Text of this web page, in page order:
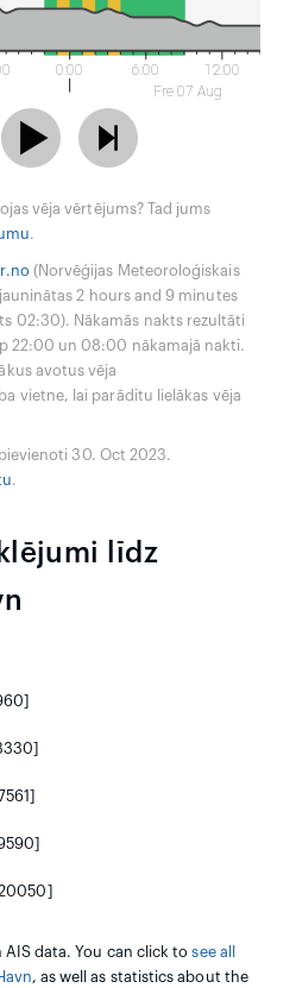
0:00 6:00
12:00
Fre 07 Aug
vēja vērtējums? Tad jums
.
(Norvēģijas Meteoroloģiskais
2 hours and 9 minutes
02:30). Nākamās nakts rezultāti
22:00 un 08:00 nākamajā naktī.
avotus vēja
vietne, lai parādītu lielākas vēja
30. Oct 2023.
.
līdz
AIS data. You can click tosee all
, as well as statistics about the